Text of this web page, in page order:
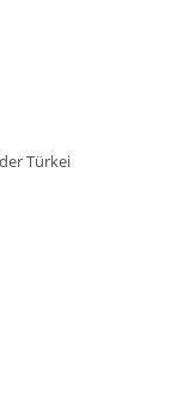
Türkei